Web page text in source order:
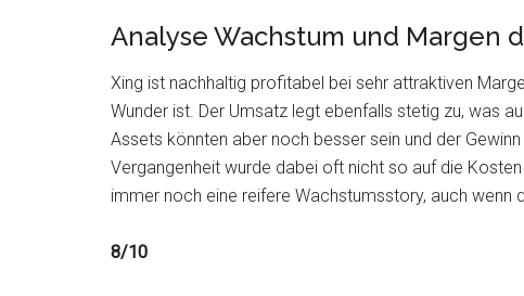
Analyse Wachstum und Margen
Xing ist nachhaltig profitabel bei sehr attraktiven
Wunder ist. Der Umsatz legt ebenfalls stetig zu, was
Assets könnten aber noch besser sein und der
Vergangenheit wurde dabei oft nicht so auf die
immer noch eine reifere Wachstumsstory, auch
8/10